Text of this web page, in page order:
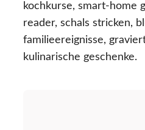
kochkurse, smart-home
reader, schals stricken,
familieereignisse,
kulinarische geschenke.